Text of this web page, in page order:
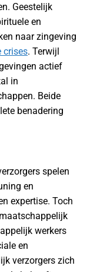
Geestelijk
en
naar zingeving
crises. Terwijl
actief
in
Beide
benadering
spelen
en
expertise. Toch
werkers
en
verzorgers zich